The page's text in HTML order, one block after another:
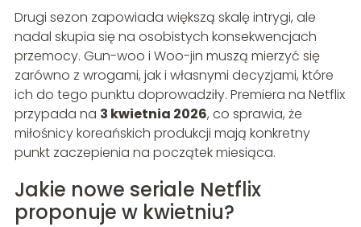
Drugi sezon zapowiada większą skalę intrygi, ale
nadal skupia się na osobistych konsekwencjach
przemocy. Gun-woo i Woo-jin muszą mierzyć się
zarówno z wrogami, jak i własnymi decyzjami, które
ich do tego punktu doprowadziły. Premiera na Netflix
przypada na 3 kwietnia 2026, co sprawia, że
miłośnicy koreańskich produkcji mają konkretny
punkt zaczepienia na początek miesiąca.
Jakie nowe seriale Netflix
proponuje w kwietniu?